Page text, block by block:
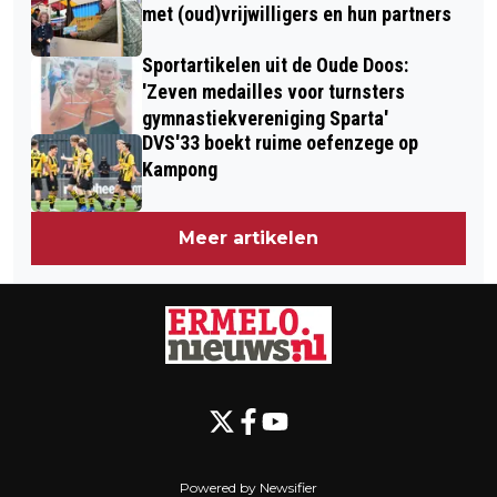
met (oud)vrijwilligers en hun partners
Sportartikelen uit de Oude Doos:
'Zeven medailles voor turnsters
gymnastiekvereniging Sparta'
DVS'33 boekt ruime oefenzege op
Kampong
Meer artikelen
Powered by Newsifier